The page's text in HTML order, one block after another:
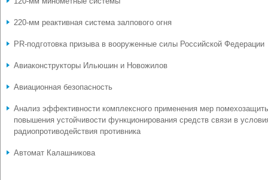
220-мм реактивная система залпового огня
PR-подготовка призыва в вооруженные силы Российской Федерации
Авиаконструкторы Ильюшин и Новожилов
Авиационная безопасность
Анализ эффективности комплексного применения мер
повышения устойчивости функционирования средств связи в
радиопротиводействия противника
Автомат Калашникова